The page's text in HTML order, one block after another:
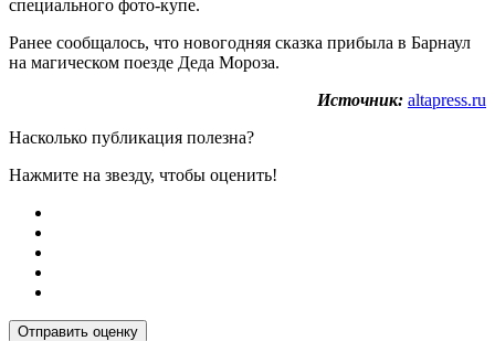
специального фото-купе.
Ранее сообщалось, что новогодняя сказка прибыла в Барнаул
на магическом поезде Деда Мороза.
Источник: altapress.ru
Насколько публикация полезна?
Нажмите на звезду, чтобы оценить!
Отправить оценку